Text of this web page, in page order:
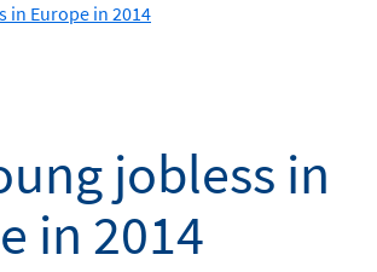
in Europe in 2014
jobless in
in 2014